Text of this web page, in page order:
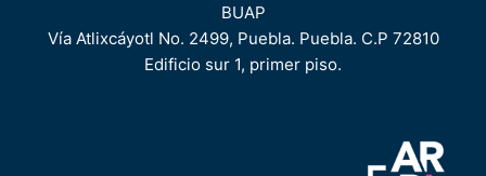
BUAP
Vía Atlixcáyotl No. 2499, Puebla. Puebla. C.P 72810
Edificio sur 1, primer piso.